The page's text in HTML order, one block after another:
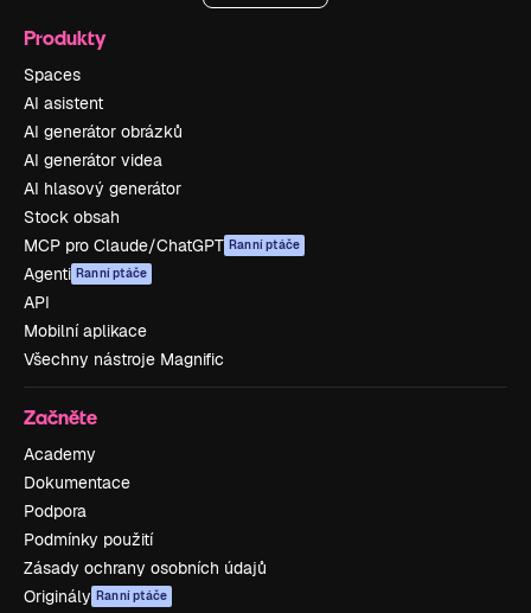
Produkty
Spaces
AI asistent
AI generátor obrázků
AI generátor videa
AI hlasový generátor
Stock obsah
MCP pro Claude/ChatGPT Ranní ptáče
Agenti Ranní ptáče
API
Mobilní aplikace
Všechny nástroje Magnific
Začněte
Academy
Dokumentace
Podpora
Podmínky použití
Zásady ochrany osobních údajů
Originály Ranní ptáče